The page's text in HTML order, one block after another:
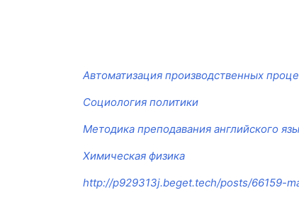
Автоматизация производственных
Социология политики
Методика преподавания английского
Химическая физика
http://p929313j.beget.tech/posts/66159-